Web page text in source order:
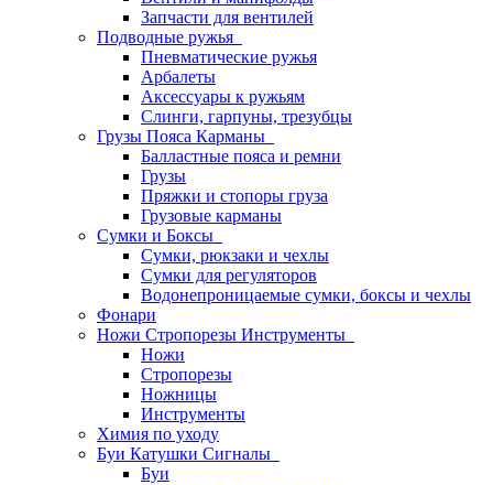
Запчасти для вентилей
Подводные ружья
Пневматические ружья
Арбалеты
Аксессуары к ружьям
Слинги, гарпуны, трезубцы
Грузы Пояса Карманы
Балластные пояса и ремни
Грузы
Пряжки и стопоры груза
Грузовые карманы
Сумки и Боксы
Сумки, рюкзаки и чехлы
Сумки для регуляторов
Водонепроницаемые сумки, боксы и чехлы
Фонари
Ножи Стропорезы Инструменты
Ножи
Стропорезы
Ножницы
Инструменты
Химия по уходу
Буи Катушки Сигналы
Буи